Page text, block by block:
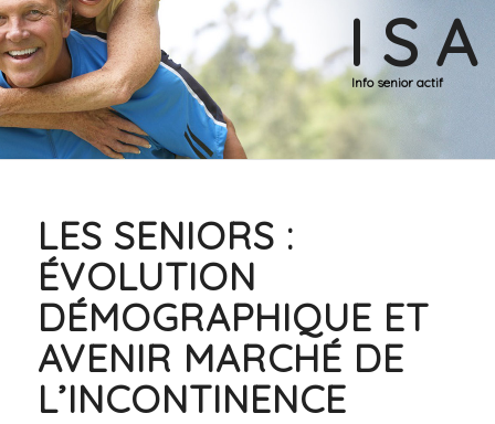
I S A
Info senior actif
LES SENIORS :
ÉVOLUTION
DÉMOGRAPHIQUE ET
AVENIR MARCHÉ DE
L’INCONTINENCE